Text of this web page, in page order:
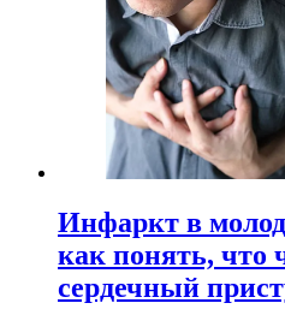
Инфаркт в
как понять, что
сердечный